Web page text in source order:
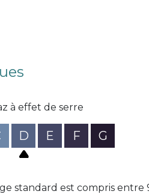
à effet de serre
D E F G
standard est compris entre